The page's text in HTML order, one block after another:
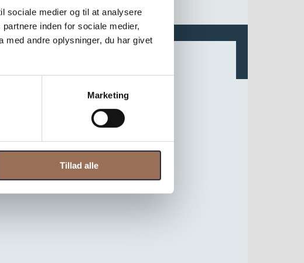
sociale medier og til at analysere
inden for sociale medier,
med andre oplysninger, du har givet
Marketing
Tillad alle